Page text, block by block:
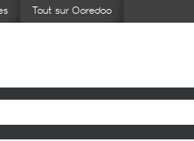
Tout sur Ooredoo